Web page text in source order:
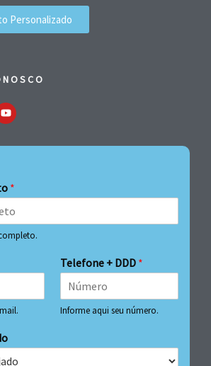
Personalizado
*
Telefone + DDD *
Informe aqui seu número.